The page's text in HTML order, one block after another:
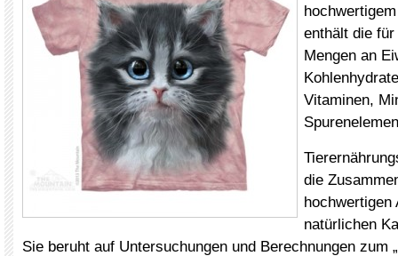
enthält die
Mengen an
Vitaminen,
die
hochwertigen
natürlichen
Sie beruht auf Untersuchungen und Berechnungen zum